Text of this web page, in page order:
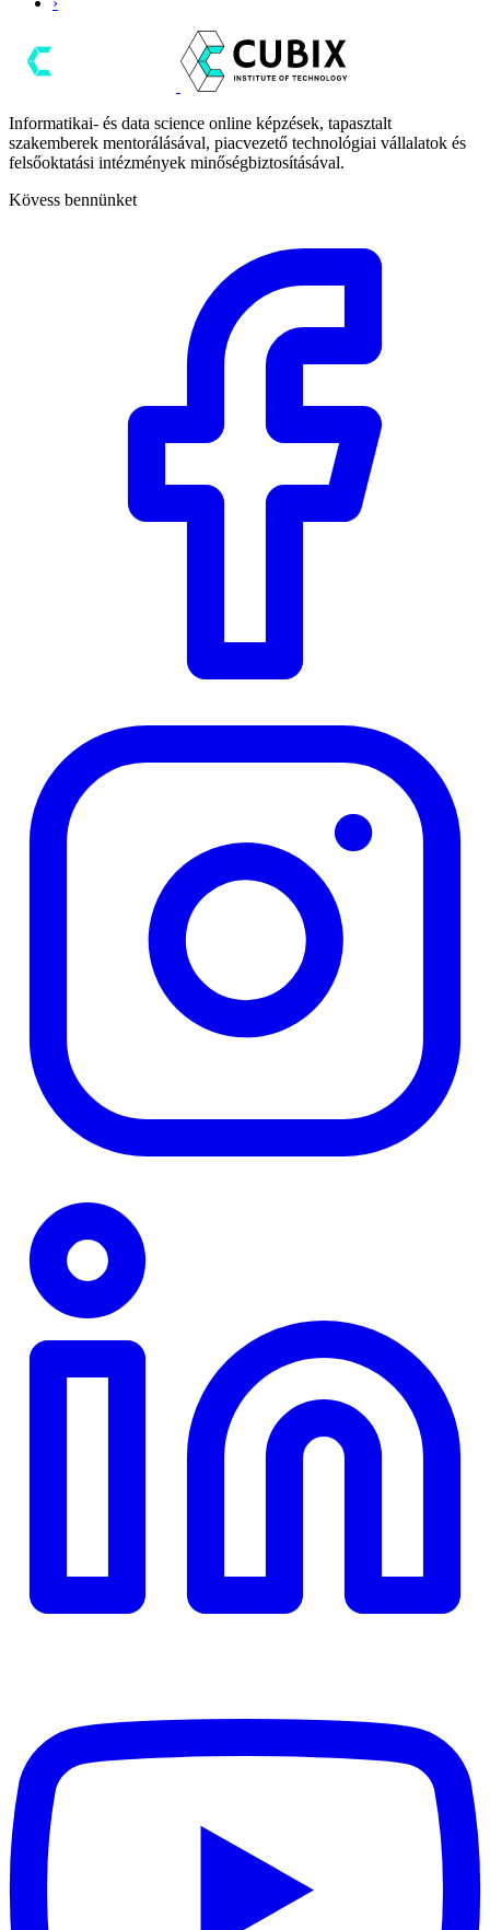
Informatikai- és data science online képzések, tapasztalt
szakemberek mentorálásával, piacvezető technológiai vállalatok és
felsőoktatási intézmények minőségbiztosításával.
Kövess bennünket